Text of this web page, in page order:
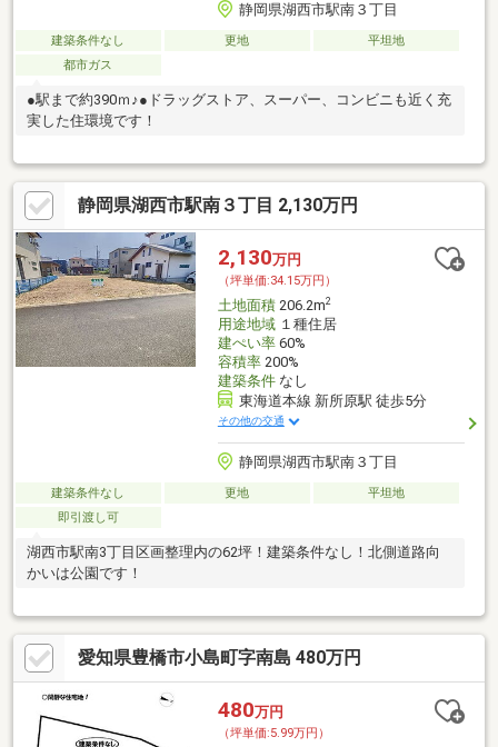
静岡県湖西市駅南３丁目
建築条件なし 更地
平坦地
都市ガス
●駅まで約390ｍ♪●ドラッグストア、スーパー、コンビニも近く充
実した住環境です！
静岡県湖西市駅南３丁目 2,130万円
2,130万円
（坪単価:34.15万円）
土地面積206.2m2
用途地域１種住居
建ぺい率60%
容積率200%
建築条件なし
東海道本線 新所原駅 徒歩5分
その他の交通
静岡県湖西市駅南３丁目
建築条件なし 更地
平坦地
即引渡し可
湖西市駅南3丁目区画整理内の62坪！建築条件なし！北側道路向
かいは公園です！
愛知県豊橋市小島町字南島 480万円
480万円
（坪単価:5.99万円）